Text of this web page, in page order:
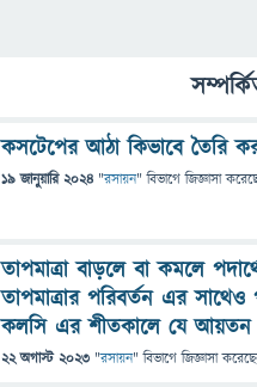
কসটেপের আঠা কিভাবে তৈরি
19 জানুয়ারি 2024 "রসায়ন" বিভাগে জিজ্ঞাসা
তাপমাত্রা বাড়লে বা কমলে
তাপমাত্রার পরিবর্তন এর
কলসি এর শীতকালে যে আয়তন
22 অগাস্ট 2023 "রসায়ন" বিভাগে জিজ্ঞাসা